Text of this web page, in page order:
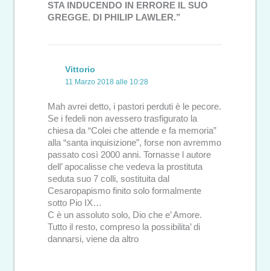
STA INDUCENDO IN ERRORE IL SUO
GREGGE. DI PHILIP LAWLER.”
Vittorio
11 Marzo 2018 alle 10:28
Mah avrei detto, i pastori perduti è le pecore.
Se i fedeli non avessero trasfigurato la
chiesa da “Colei che attende e fa memoria”
alla “santa inquisizione”, forse non avremmo
passato così 2000 anni. Tornasse l autore
dell’ apocalisse che vedeva la prostituta
seduta suo 7 colli, sostituita dal
Cesaropapismo finito solo formalmente
sotto Pio IX…
C è un assoluto solo, Dio che e’ Amore.
Tutto il resto, compreso la possibilita’ di
dannarsi, viene da altro